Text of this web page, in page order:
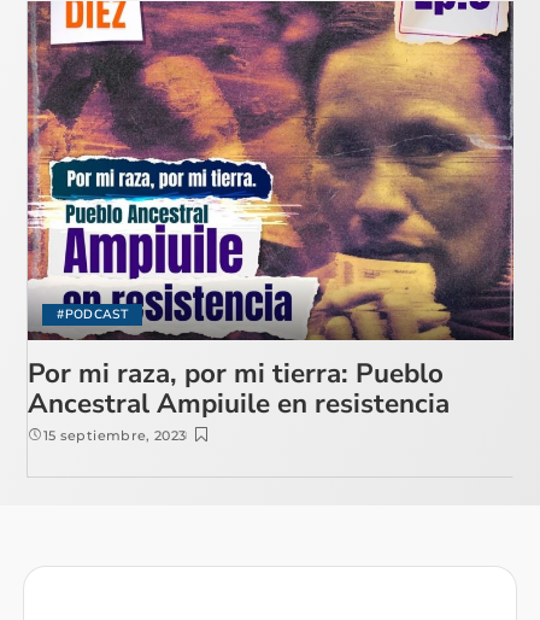
#PODCAST
Por mi raza, por mi tierra: Pueblo
Ancestral Ampiuile en resistencia
15 septiembre, 2023